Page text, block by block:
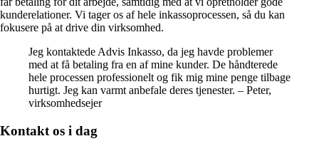
kunderelationer. Vi tager os af hele inkassoprocessen, så du kan
fokusere på at drive din virksomhed.
Jeg kontaktede Advis Inkasso, da jeg havde problemer
med at få betaling fra en af mine kunder. De håndterede
hele processen professionelt og fik mig mine penge tilbage
hurtigt. Jeg kan varmt anbefale deres tjenester. – Peter,
virksomhedsejer
Kontakt os i dag